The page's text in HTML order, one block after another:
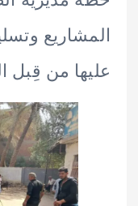
وتسليمها
من قِبل